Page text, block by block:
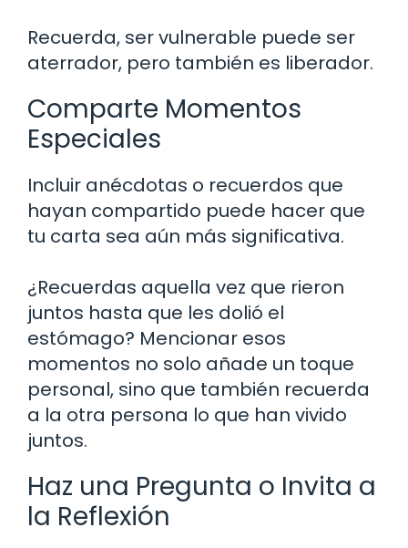
Recuerda, ser vulnerable puede ser
aterrador, pero también es liberador.
Comparte Momentos
Especiales
Incluir anécdotas o recuerdos que
hayan compartido puede hacer que
tu carta sea aún más significativa.
¿Recuerdas aquella vez que rieron
juntos hasta que les dolió el
estómago? Mencionar esos
momentos no solo añade un toque
personal, sino que también recuerda
a la otra persona lo que han vivido
juntos.
Haz una Pregunta o Invita a
la Reflexión